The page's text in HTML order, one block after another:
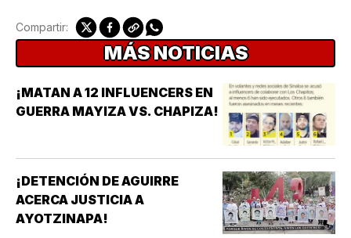
Compartir:
MÁS NOTICIAS
¡MATAN A 12 INFLUENCERS EN
GUERRA MAYIZA VS. CHAPIZA!
¡DETENCIÓN DE AGUIRRE
ACERCA JUSTICIA A
AYOTZINAPA!